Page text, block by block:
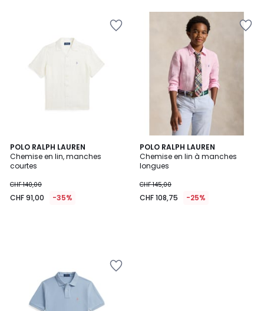
POLO RALPH LAUREN
Chemise en lin, manches
courtes
CHF 140,00
CHF 91,00 -35%
POLO RALPH LAUREN
Chemise en lin à manches
longues
CHF 145,00
CHF 108,75 -25%